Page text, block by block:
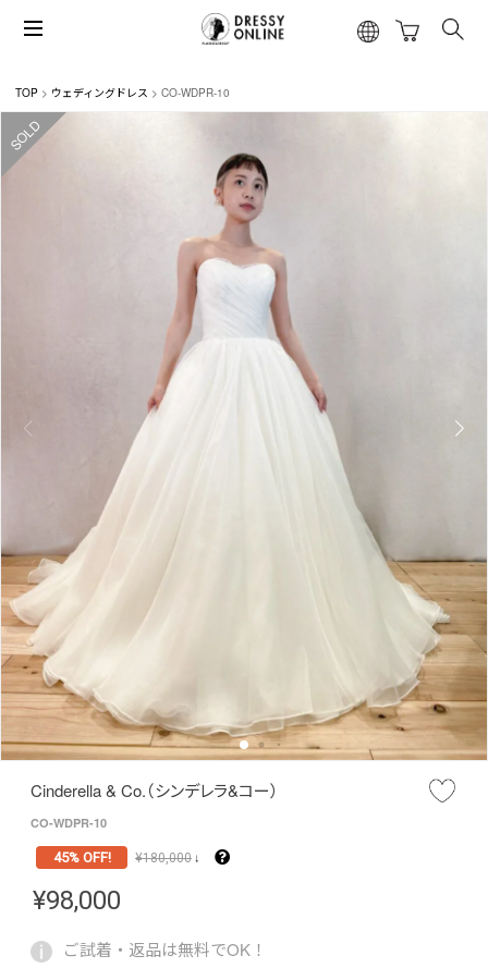
TOP ウェディングドレス CO-WDPR-10
Cinderella & Co.（シンデレラ&コー）
CO-WDPR-10
¥180,000↓
45% OFF!
¥98,000
ご試着・返品は無料でOK！